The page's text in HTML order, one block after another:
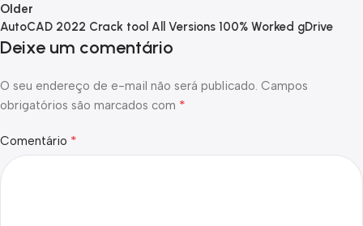
Older
AutoCAD 2022 Crack tool All Versions 100% Worked gDrive
Deixe um comentário
O seu endereço de e-mail não será publicado. Campos
obrigatórios são marcados com *
Comentário *